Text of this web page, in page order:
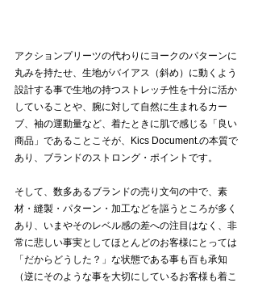
アクションプリーツの代わりにヨークのパターンに
丸みを持たせ、生地がバイアス（斜め）に動くよう
設計する事で生地の持つストレッチ性を十分に活か
していることや、腕に対して自然に生まれるカー
ブ、袖の運動量など、着たときに肌で感じる「良い
商品」であることこそが、Kics Document.の本質で
あり、ブランドのストロング・ポイントです。
そして、数多あるブランドの売り文句の中で、素
材・縫製・パターン・加工などを謳うところが多く
あり、いまやそのレベル感の差への注目はなく、非
常に悲しい事実としてほとんどのお客様にとっては
「だからどうした？」な状態である事も百も承知
（逆にそのような事を大切にしているお客様も着こ